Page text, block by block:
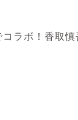
コラボ！香取